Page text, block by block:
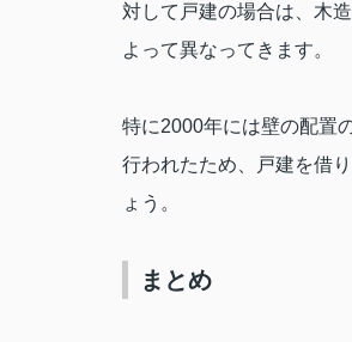
対して戸建の場合は、木
よって異なってきます。
特に2000年には壁の配置
行われたため、戸建を借
ょう。
まとめ